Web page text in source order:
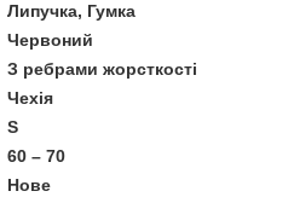
Липучка, Гумка
Червоний
З ребрами жорсткості
Чехія
S
60 – 70
Нове